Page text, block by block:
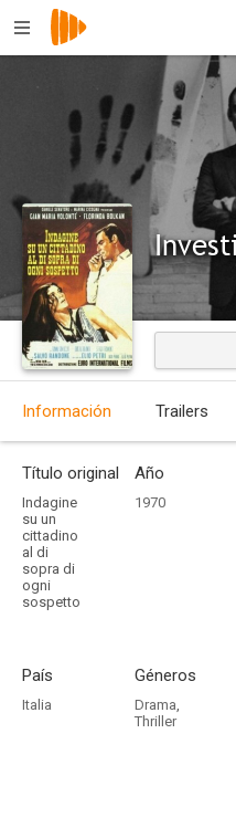
Información Trailers
Título original
Indagine
su un
cittadino
al di
sopra di
ogni
sospetto
Año
1970
País
Italia
Géneros
Drama,
Thriller